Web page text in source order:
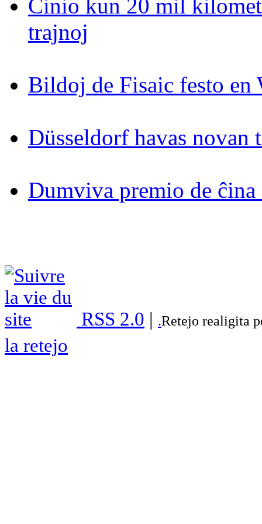
Ĉinio kun 20 mil
trajnoj
Bildoj de Fisaic festo en
Düsseldorf havas novan
Dumviva premio de
RSS 2.0 | .Retejo realigita
la retejo